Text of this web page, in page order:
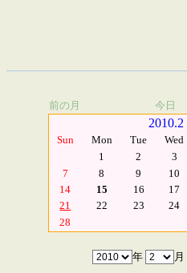
前の月 今日
2010.2
Sun Mon Tue Wed
1
2 3
7
8 9 10
14
15 16 17
21
22 23 24
28
年 月